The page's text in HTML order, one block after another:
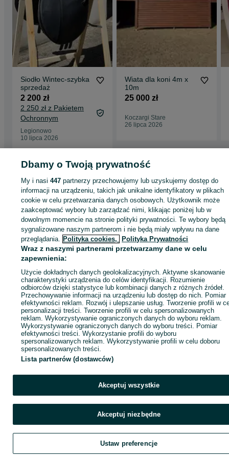
Siodło Wintec-szybka
sprzedaż
2 200 zł
2 250 zł z Pakietem
Ochronnym
Legionowo
10 lipca 2026
Wiata dla koni 4m x
10m
25 000 zł
Koczargi Stare
26 lipca 2026
Strona główna Sport i Hobby Jeździectwo
Dolnośląskie
Siodła - Kamień
KATEGORIA
1045751448 Wyświetlenia:
Zadzwoń / SMS
Dbamy o Twoją prywatność
My i nasi447 partnerzy przechowujemy lub uzyskujemy dostęp do
informacji na urządzeniu, takich jak unikalne identyfikatory w plikach
cookie w celu przetwarzania danych osobowych. Użytkownik może
zaakceptować wybory lub zarządzać nimi, klikając poniżej lub w
dowolnym momencie na stronie polityki prywatności. Te wybory będą
sygnalizowane naszym partnerom i nie będą miały wpływu na dane
przeglądania. Polityka cookies, Polityka Prywatności
Wraz z naszymi partnerami przetwarzamy dane w celu
zapewnienia:
Użycie dokładnych danych geolokalizacyjnych. Aktywne skanowanie
charakterystyki urządzenia do celów identyfikacji. Rozumienie
odbiorców dzięki statystyce lub kombinacji danych z różnych źródeł.
Przechowywanie informacji na urządzeniu lub dostęp do nich. Pomiar
efektywności reklam. Rozwój i ulepszanie usług. Tworzenie profili w
personalizacji treści. Tworzenie profili w celu spersonalizowanych
reklam. Wykorzystywanie ograniczonych danych do wyboru reklam.
Wykorzystywanie ograniczonych danych do wyboru treści. Pomiar
efektywności treści. Wykorzystanie profili do wyboru
spersonalizowanych reklam. Wykorzystywanie profili w celu doboru
spersonalizowanych treści.
Lista partnerów (dostawców)
Akceptuj wszystkie
Akceptuj niezbędne
Ustaw preferencje